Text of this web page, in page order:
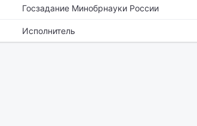
Госзадание Минобрнауки России
Исполнитель